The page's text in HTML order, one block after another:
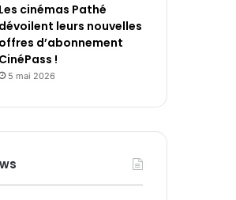
Les cinémas Pathé
dévoilent leurs nouvelles
offres d’abonnement
CinéPass !
5 mai 2026